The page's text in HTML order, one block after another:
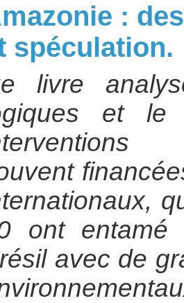
:
spéculation.
livre
et le
ont entamé
avec de